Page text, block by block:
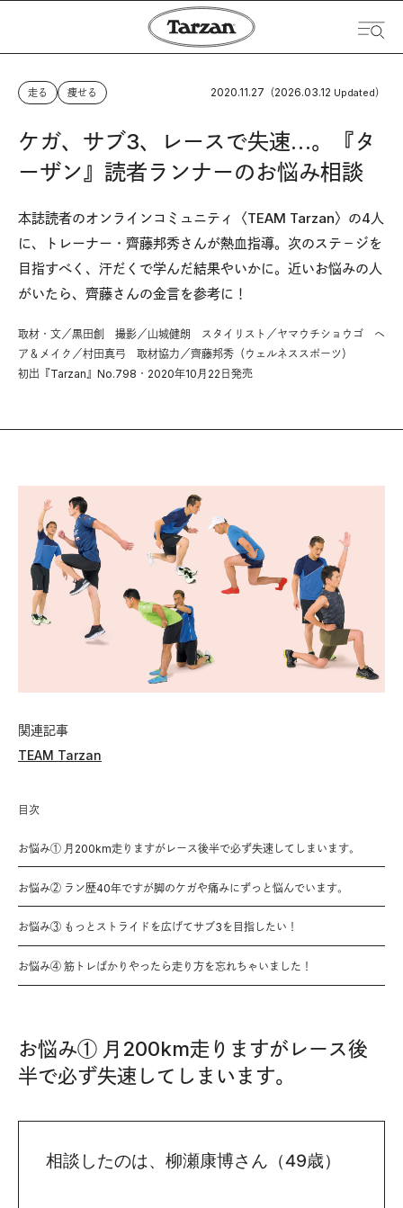
走る 痩せる 2020.11.27 （2026.03.12 Updated）
ケガ、サブ3、レースで失速…。『タ
ーザン』読者ランナーのお悩み相談
本誌読者のオンラインコミュニティ〈TEAM Tarzan〉の4人
に、トレーナー・齊藤邦秀さんが熱血指導。次のステ－ジを
目指すべく、汗だくで学んだ結果やいかに。近いお悩みの人
がいたら、齊藤さんの金言を参考に！
取材・文／黒田創 撮影／山城健朗 スタイリスト／ヤマウチショウゴ ヘ
ア＆メイク／村田真弓 取材協力／齊藤邦秀（ウェルネススポーツ）
初出『Tarzan』No.798・2020年10月22日発売
関連記事
TEAM Tarzan
目次
お悩み① 月200km走りますがレース後半で必ず失速してしまいます。
お悩み② ラン歴40年ですが脚のケガや痛みにずっと悩んでいます。
お悩み③ もっとストライドを広げてサブ3を目指したい！
お悩み④ 筋トレばかりやったら走り方を忘れちゃいました！
お悩み① 月200km走りますがレース後
半で必ず失速してしまいます。
相談したのは、柳瀬康博さん（49歳）